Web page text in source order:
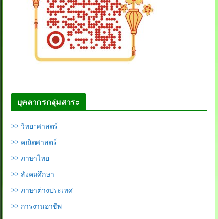
บุคลากรกลุ่มสาระ
>> วิทยาศาสตร์
>> คณิตศาสตร์
>> ภาษาไทย
>> สังคมศึกษา
>> ภาษาต่างประเทศ
>> การงานอาชีพ